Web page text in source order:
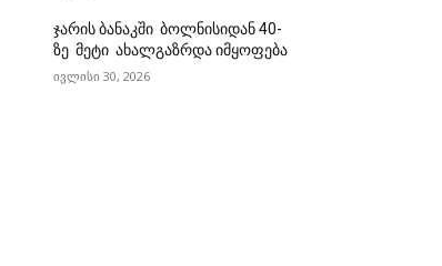
ჯარის ბანაკში ბოლნისიდან 40-
ზე მეტი ახალგაზრდა იმყოფება
ივლისი 30, 2026